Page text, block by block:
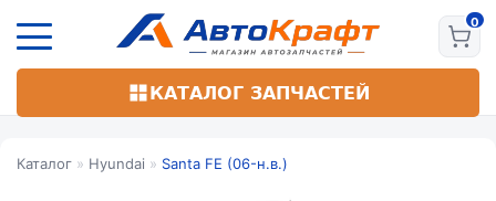
основному
КАТАЛОГ ЗАПЧАСТЕЙ
Каталог » Hyundai » Santa FE (06-н.в.)